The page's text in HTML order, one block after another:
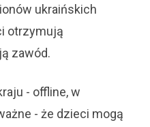
ukraińskich
otrzymują
zawód.
- offline, w
- że dzieci mogą